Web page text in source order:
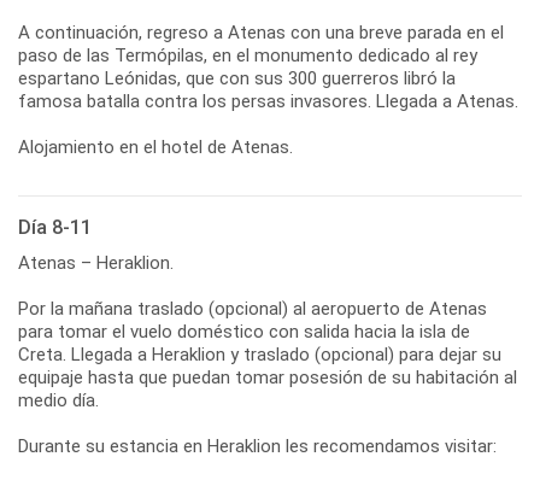
A continuación, regreso a Atenas con una breve parada en el
paso de las Termópilas, en el monumento dedicado al rey
espartano Leónidas, que con sus 300 guerreros libró la
famosa batalla contra los persas invasores. Llegada a Atenas.
Alojamiento en el hotel de Atenas.
Día 8-11
Atenas – Heraklion.
Por la mañana traslado (opcional) al aeropuerto de Atenas
para tomar el vuelo doméstico con salida hacia la isla de
Creta. Llegada a Heraklion y traslado (opcional) para dejar su
equipaje hasta que puedan tomar posesión de su habitación al
medio día.
Durante su estancia en Heraklion les recomendamos visitar: